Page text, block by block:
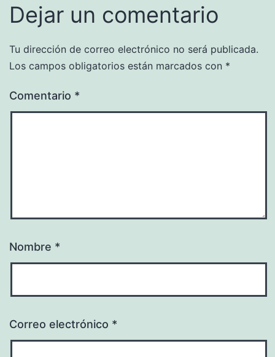
Dejar un comentario
Tu dirección de correo electrónico no será publicada.
Los campos obligatorios están marcados con *
Comentario *
Nombre *
Correo electrónico *